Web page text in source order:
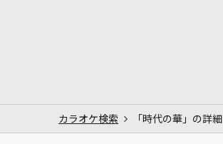
カラオケ検索 「時代の華」の詳細